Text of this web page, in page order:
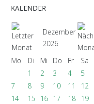
KALENDER
Dezember
2026
Mo
Di Mi Do Fr Sa
1
2 3 4 5
7
8 9 10 11 12
14
15 16 17 18 19